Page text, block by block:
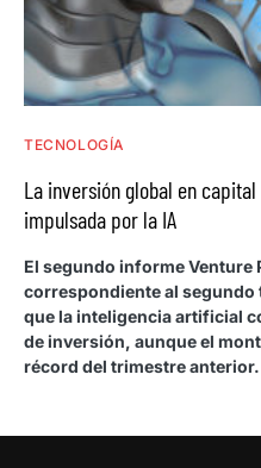
TECNOLOGÍA
La inversión global en capital
impulsada por la IA
El segundo informe Venture
correspondiente al
que la inteligencia artificial
de inversión, aunque el
récord del trimestre anterior.